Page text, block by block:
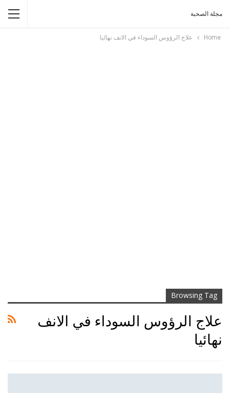
مجلة الصحبة
Home علاج الرؤوس السوداء في الانف نهائيا
Browsing Tag
علاج الرؤوس السوداء في الانف
نهائيا